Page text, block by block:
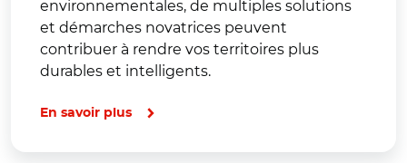
environnementales, de multiples solutions
et démarches novatrices peuvent
contribuer à rendre vos territoires plus
durables et intelligents.
En savoir plus